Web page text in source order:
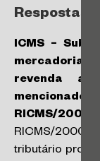
Respostas
ICMS –
revenda a
RICMS/2000:
RICMS/2000
tributário